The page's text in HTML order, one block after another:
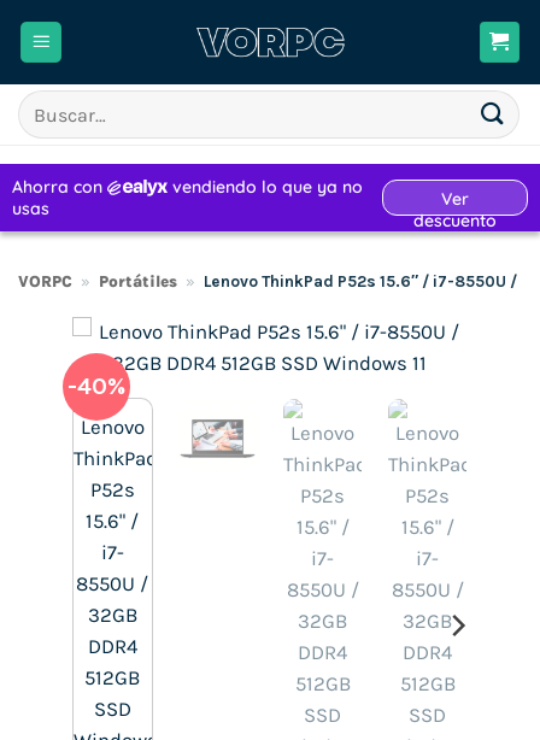
Buscar
por:
VORPC » Portátiles » Lenovo ThinkPad P52s 15.6″ / i7-8550U /
-40%